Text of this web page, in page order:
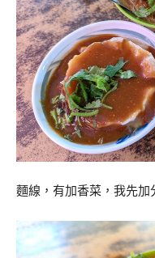
麵線，有加香菜，我先加